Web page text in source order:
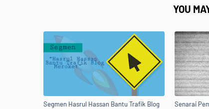
YOU
Segmen Hasrul Hassan Bantu Trafik Blog
Senarai